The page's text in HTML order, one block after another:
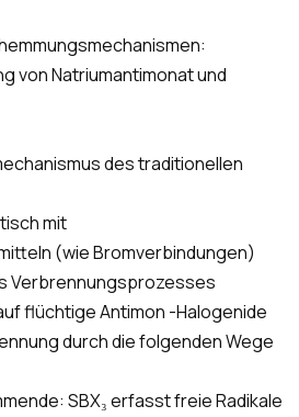
von Natriumantimonat und
des traditionellen
mit
(wie Bromverbindungen)
Verbrennungsprozesses
flüchtige Antimon -Halogenide
durch die folgenden Wege
SBX₃ erfasst freie Radikale